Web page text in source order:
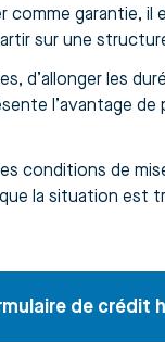
comme garantie,
sur une
d’allonger les
l’avantage
conditions de
la situation est
de crédit